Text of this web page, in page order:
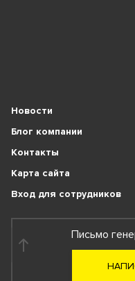
Новости
Блог компании
Контакты
Карта сайта
Вход для сотрудников
Письмо